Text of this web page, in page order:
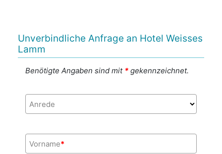
Unverbindliche Anfrage an Hotel Weisses
Lamm
Benötigte Angaben sind mit *gekennzeichnet.
Anrede
Vorname*